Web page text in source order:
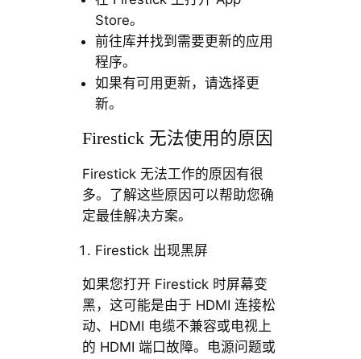
Store。
前往库并找到需要更新的应用
程序。
如果有可用更新，请选择更
新。
Firestick 无法使用的原因
Firestick 无法工作的原因有很
多。了解这些原因可以帮助您确
定最佳解决方案。
Firestick 出现黑屏
如果您打开 Firestick 时屏幕变
黑，这可能是由于 HDMI 连接松
动、HDMI 电缆不兼容或电视上
的 HDMI 端口故障。电源问题或